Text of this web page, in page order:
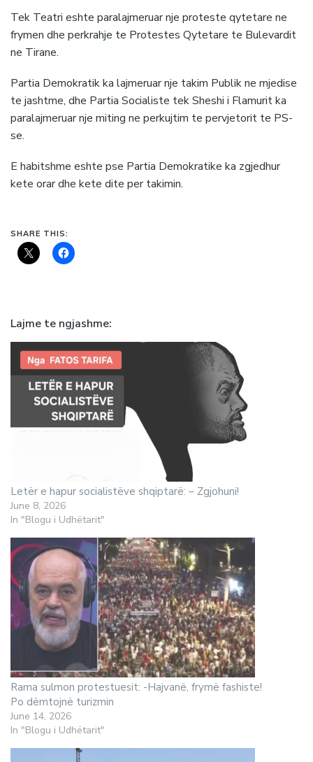
Tek Teatri eshte paralajmeruar nje proteste qytetare ne
frymen dhe perkrahje te Protestes Qytetare te Bulevardit
ne Tirane.
Partia Demokratik ka lajmeruar nje takim Publik ne mjedise
te jashtme, dhe Partia Socialiste tek Sheshi i Flamurit ka
paralajmeruar nje miting ne perkujtim te pervjetorit te PS-
se.
E habitshme eshte pse Partia Demokratike ka zgjedhur
kete orar dhe kete dite per takimin.
SHARE THIS:
Lajme te ngjashme
Letër e hapur socialistëve shqiptarë: – Zgjohuni!
June 8, 2026
In "Blogu i Udhëtarit"
Rama sulmon protestuesit: -Hajvanë, frymë fashiste!
Po dëmtojnë turizmin
June 14, 2026
In "Blogu i Udhëtarit"